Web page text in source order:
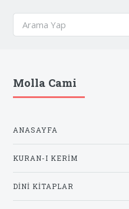
Molla Cami
ANASAYFA
KURAN-I KERIM
DINI KITAPLAR